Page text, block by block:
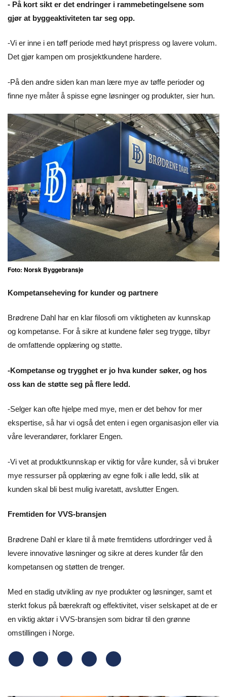
- På kort sikt er det endringer i rammebetingelsene som
gjør at byggeaktiviteten tar seg opp.
-Vi er inne i en tøff periode med høyt prispress og lavere volum.
Det gjør kampen om prosjektkundene hardere.
-På den andre siden kan man lære mye av tøffe perioder og
finne nye måter å spisse egne løsninger og produkter, sier hun.
Foto: Norsk Byggebransje
Kompetanseheving for kunder og partnere
Brødrene Dahl har en klar filosofi om viktigheten av kunnskap
og kompetanse. For å sikre at kundene føler seg trygge, tilbyr
de omfattende opplæring og støtte.
-Kompetanse og trygghet er jo hva kunder søker, og hos
oss kan de støtte seg på flere ledd.
-Selger kan ofte hjelpe med mye, men er det behov for mer
ekspertise, så har vi også det enten i egen organisasjon eller via
våre leverandører, forklarer Engen.
-Vi vet at produktkunnskap er viktig for våre kunder, så vi bruker
mye ressurser på opplæring av egne folk i alle ledd, slik at
kunden skal bli best mulig ivaretatt, avslutter Engen.
Fremtiden for VVS-bransjen
Brødrene Dahl er klare til å møte fremtidens utfordringer ved å
levere innovative løsninger og sikre at deres kunder får den
kompetansen og støtten de trenger.
Med en stadig utvikling av nye produkter og løsninger, samt et
sterkt fokus på bærekraft og effektivitet, viser selskapet at de er
en viktig aktør i VVS-bransjen som bidrar til den grønne
omstillingen i Norge.